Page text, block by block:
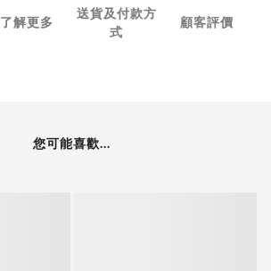
了解更多
送貨及付款方
式
顧客評價
您可能喜歡...